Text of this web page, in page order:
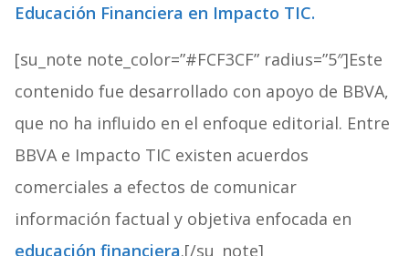
Educación Financiera en Impacto TIC.
[su_note note_color=”#FCF3CF” radius=”5″]Este
contenido fue desarrollado con apoyo de BBVA,
que no ha influido en el enfoque editorial. Entre
BBVA e Impacto TIC existen acuerdos
comerciales a efectos de comunicar
información factual y objetiva enfocada en
educación financiera.[/su_note]